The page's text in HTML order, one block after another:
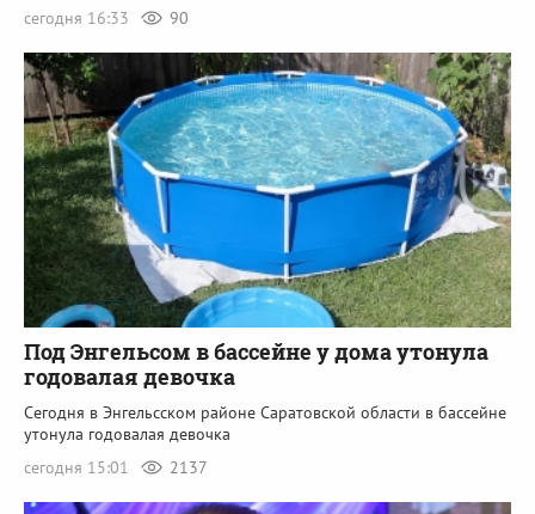
сегодня 16:33
90
Под Энгельсом в бассейне у дома утонула
годовалая девочка
Сегодня в Энгельсском районе Саратовской области в бассейне
утонула годовалая девочка
сегодня 15:01
2137